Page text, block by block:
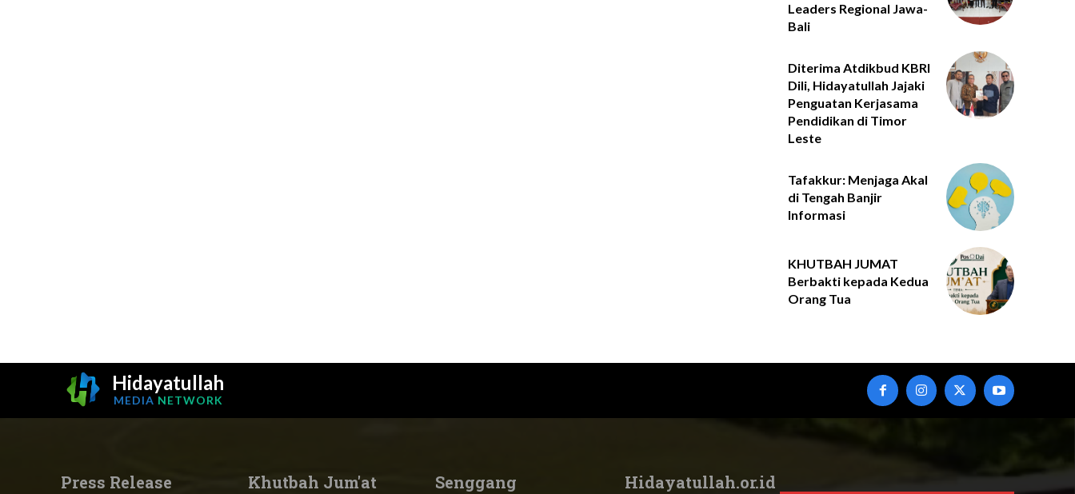
Leaders Regional Jawa-
Bali
Diterima Atdikbud KBRI
Dili, Hidayatullah Jajaki
Penguatan Kerjasama
Pendidikan di Timor
Leste
Tafakkur: Menjaga Akal
di Tengah Banjir
Informasi
KHUTBAH JUMAT
Berbakti kepada Kedua
Orang Tua
Hidayatullah
MEDIA NETWORK
Press Release Khutbah Jum'at Senggang Hidayatullah.or.id